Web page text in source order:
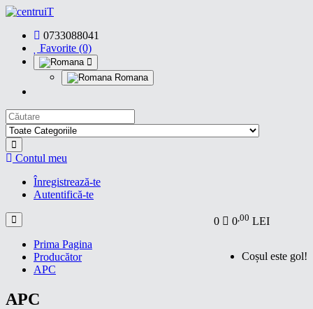
0733088041
Favorite (0)
Romana
Contul meu
Înregistrează-te
Autentifică-te
0 0,00 LEI
Coșul este gol!
Prima Pagina
Producător
APC
APC